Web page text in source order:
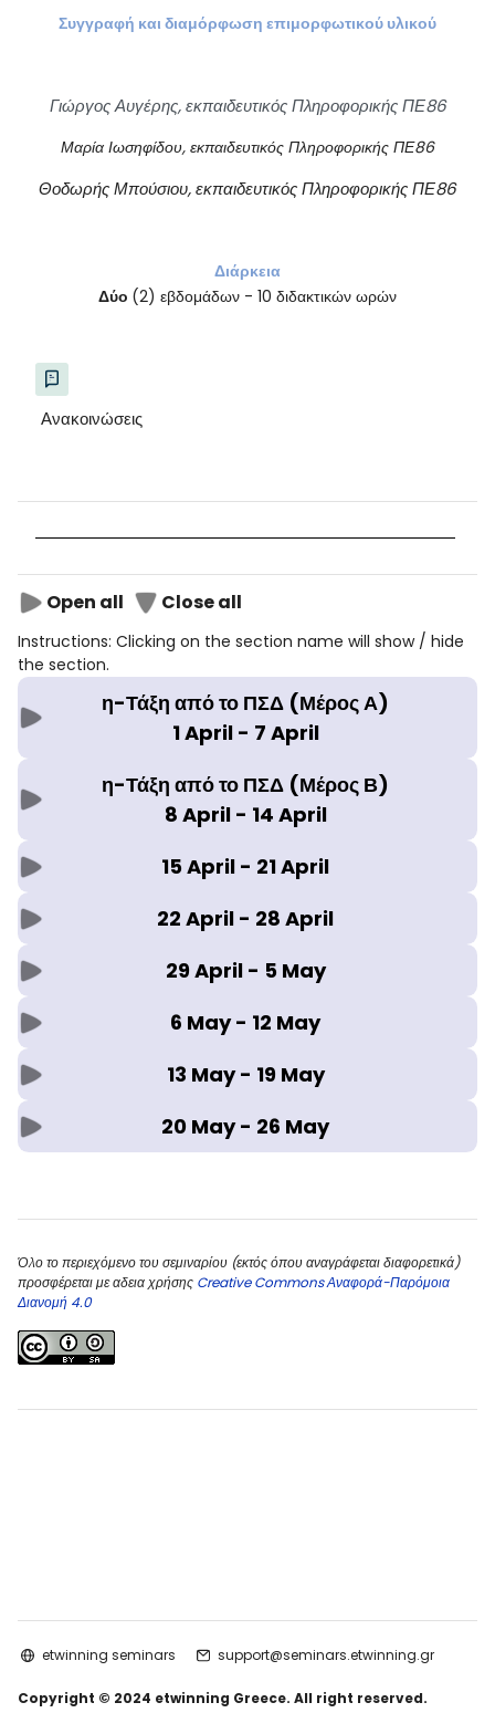
Συγγραφή και διαμόρφωση επιμορφωτικού υλικού
Γιώργος Αυγέρης,εκπαιδευτικόςΠληροφορικής ΠΕ86
Μαρία Ιωσηφίδου, εκπαιδευτικός Πληροφορικής ΠΕ86
Θοδωρής Μπούσιου,εκπαιδευτικόςΠληροφορικής ΠΕ86
Διάρκεια
Δύο (2) εβδομάδων - 10 διδακτικών ωρών
Ανακοινώσεις
Open all Close all
Instructions: Clicking on the section name will show / hide
the section.
η-Τάξη από το ΠΣΔ (Μέρος Α)
1 April - 7 April
η-Τάξη από το ΠΣΔ (Μέρος Β)
8 April - 14 April
15 April - 21 April
22 April - 28 April
29 April - 5 May
6 May - 12 May
13 May - 19 May
20 May - 26 May
Όλο το περιεχόμενο του σεμιναρίου (εκτός όπου αναγράφεται διαφορετικά)
προσφέρεται με αδεια χρήσης Creative Commons Αναφορά-Παρόμοια
Διανομή 4.0
etwinning seminars support@seminars.etwinning.gr
Copyright © 2024 etwinning Greece. All right reserved.